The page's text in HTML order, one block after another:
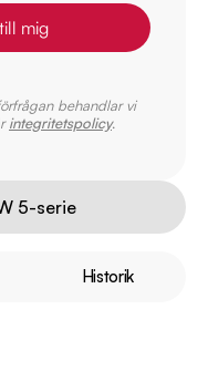
Historik
mig
behandlar vi
integritetspolicy.
5-serie